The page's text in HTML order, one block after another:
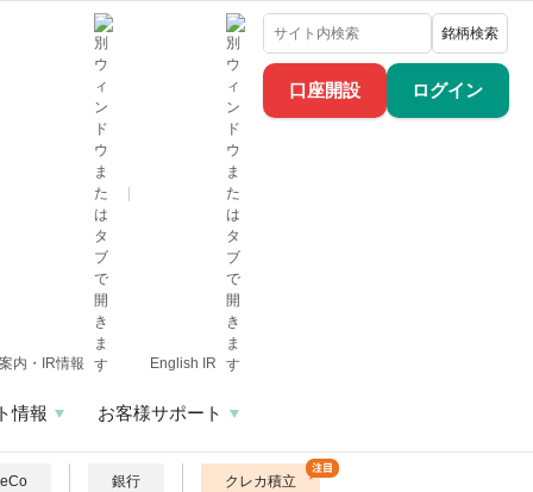
口座開設 ログイン
内・IR情報 English IR
銘柄検索
情報 お客様サポート
銀行 クレカ積立